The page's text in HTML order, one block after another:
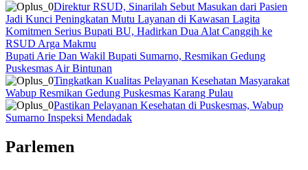
Direktur RSUD, Sinarilah Sebut Masukan dari Pasien
Jadi Kunci Peningkatan Mutu Layanan di Kawasan Lagita
Komitmen Serius Bupati BU, Hadirkan Dua Alat Canggih ke
RSUD Arga Makmu
Bupati Arie Dan Wakil Bupati Sumarno, Resmikan Gedung
Puskesmas Air Bintunan
Tingkatkan Kualitas Pelayanan Kesehatan Masyarakat
Wabup Resmikan Gedung Puskesmas Karang Pulau
Pastikan Pelayanan Kesehatan di Puskesmas, Wabup
Sumarno Inspeksi Mendadak
Parlemen